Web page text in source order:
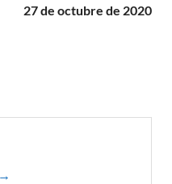
27 de octubre de 2020